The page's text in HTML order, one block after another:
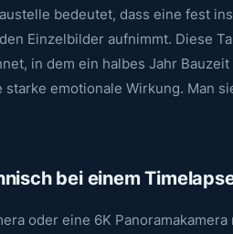
bedeutet, dass eine fest
Einzelbilder aufnimmt. Diese
in dem ein halbes Jahr
emotionale Wirkung. Man
bei einem
oder eine 6K